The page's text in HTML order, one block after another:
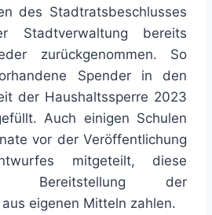
des Stadtratsbeschlusses
Stadtverwaltung bereits
zurückgenommen. So
Spender in den
der Haushaltssperre 2023
Auch einigen Schulen
vor der Veröffentlichung
mitgeteilt, diese
Bereitstellung der
eigenen Mitteln zahlen.